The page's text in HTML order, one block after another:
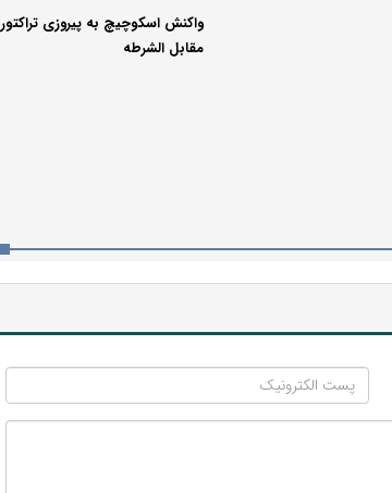
واکنش اسکوچیچ به پیروزی تراکتور
مقابل الشرطه